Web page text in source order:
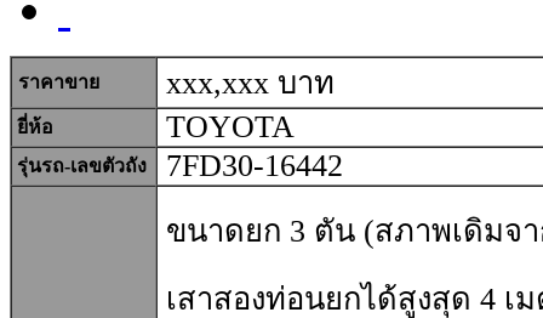
ราคาขาย xxx,xxx บาท
ยี่ห้อ TOYOTA
รุ่นรถ-เลขตัวถัง 7FD30-16442
ขนาดยก 3 ตัน (สภาพเดิมจ
เสาสองท่อนยกได้สูงสุด 4 เ